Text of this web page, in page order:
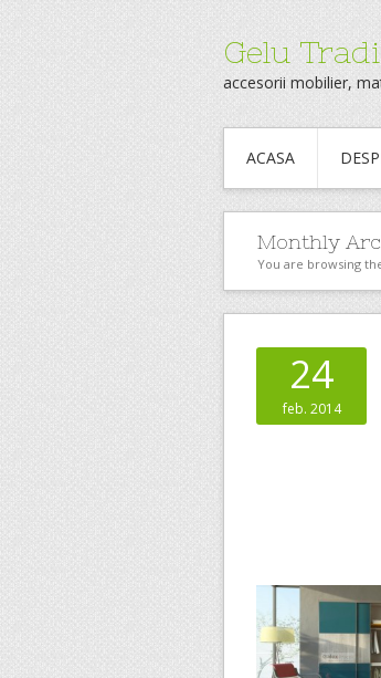
Gelu
accesorii mobilier,
ACASA
Monthly
You are browsing
24
feb. 2014